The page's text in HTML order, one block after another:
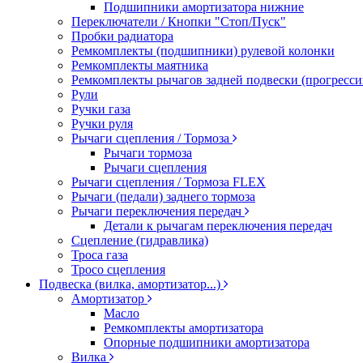
Подшипники амортизатора нижние
Переключатели / Кнопки "Стоп/Пуск"
Пробки радиатора
Ремкомплекты (подшипники) рулевой колонки
Ремкомплекты маятника
Ремкомплекты рычагов задней подвески
Рули
Ручки газа
Ручки руля
Рычаги сцепления / Тормоза
Рычаги тормоза
Рычаги сцепления
Рычаги сцепления / Тормоза FLEX
Рычаги (педали) заднего тормоза
Рычаги переключения передач
Детали к рычагам переключения передач
Сцепление (гидравлика)
Троса газа
Тросо сцепления
Подвеска (вилка, амортизатор...)
Амортизатор
Масло
Ремкомплекты амортизатора
Опорные подшипники амортизатора
Вилка